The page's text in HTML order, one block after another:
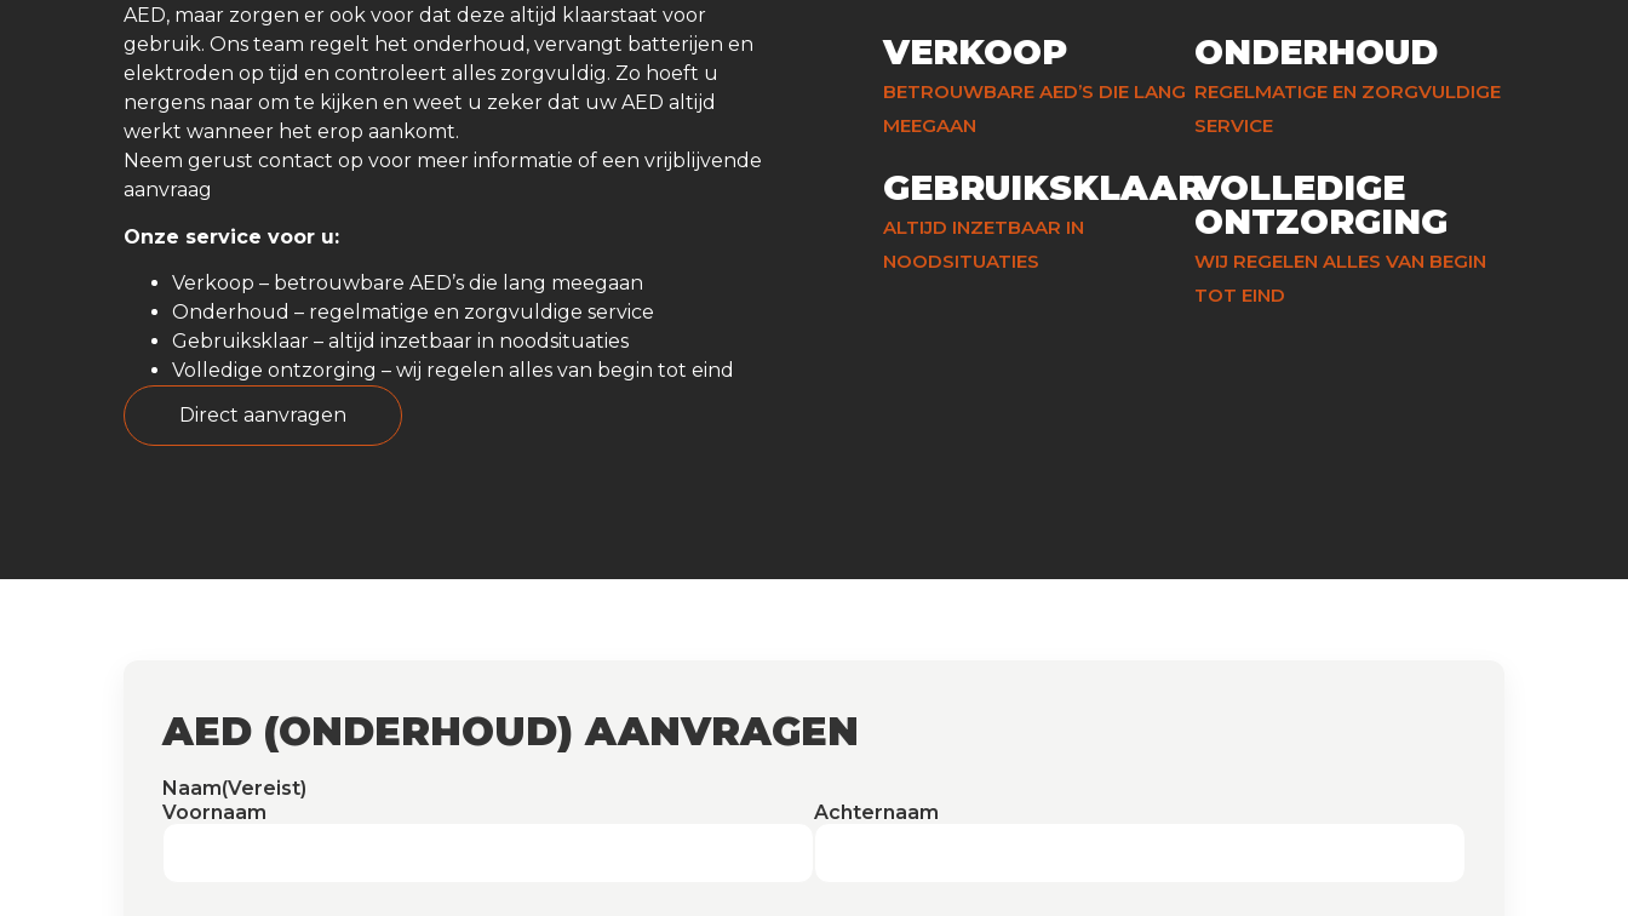
AED, maar zorgen er ook voor dat deze altijd klaarstaat voor
gebruik. Ons team regelt het onderhoud, vervangt batterijen en
elektroden op tijd en controleert alles zorgvuldig. Zo hoeft u
nergens naar om te kijken en weet u zeker dat uw AED altijd
werkt wanneer het erop aankomt.
Neem gerust contact op voor meer informatie of een vrijblijvende
aanvraag
Onze service voor u:
Verkoop – betrouwbare AED’s die lang meegaan
Onderhoud – regelmatige en zorgvuldige service
Gebruiksklaar – altijd inzetbaar in noodsituaties
Volledige ontzorging – wij regelen alles van begin tot eind
direct aanvragen
VERKOOP
BETROUWBARE AED’S DIE LANG
MEEGAAN
ONDERHOUD
REGELMATIGE EN ZORGVULDIGE
SERVICE
GEBRUIKSKLAAR
ALTIJD INZETBAAR IN
NOODSITUATIES
VOLLEDIGE
ONTZORGING
WIJ REGELEN ALLES VAN BEGIN
TOT EIND
AED (ONDERHOUD) AANVRAGEN
Naam(Vereist)
Voornaam
Achternaam